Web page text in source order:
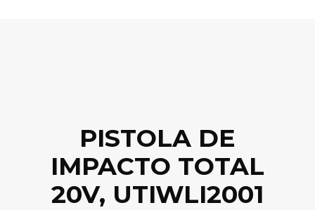
PISTOLA DE
IMPACTO TOTAL
20V, UTIWLI2001